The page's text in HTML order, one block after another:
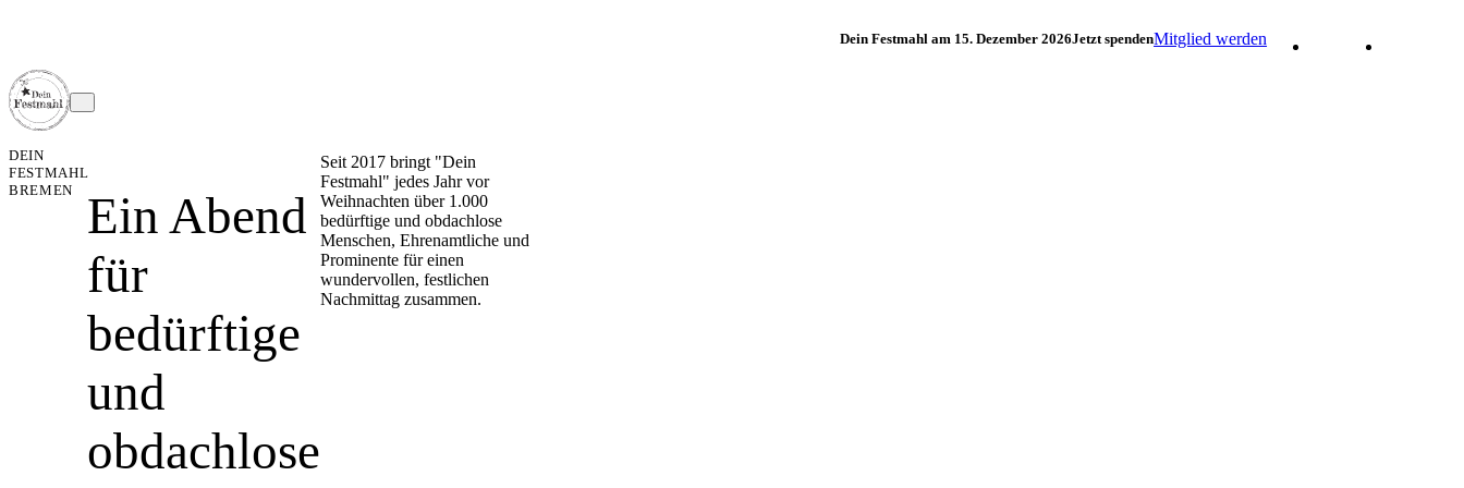
Dein Festmahl am 15. Dezember 2026Jetzt spendenMitglied werden
DEIN
FESTMAHL
BREMEN
Ein Abend
für
bedürftige
und
obdachlose
Seit 2017 bringt "Dein
Festmahl" jedes Jahr vor
Weihnachten über 1.000
bedürftige und obdachlose
Menschen, Ehrenamtliche und
Prominente für einen
wundervollen, festlichen
Nachmittag zusammen.